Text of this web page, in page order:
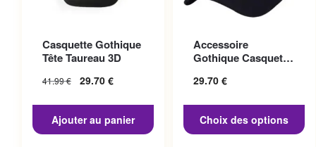
Casquette Gothique
Tête Taureau 3D
41.99€ 29.70 €
Ajouter au panier
Accessoire
Gothique Casquette
29.70 €
Choix des options
variations. Les options
peuvent être choisies sur la
page du produit